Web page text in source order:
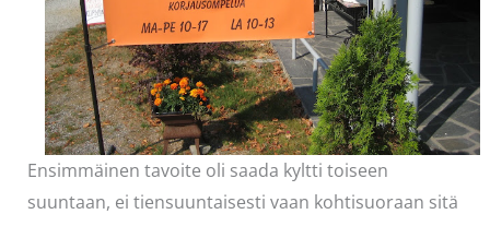
Ensimmäinen tavoite oli saada kyltti toiseen
suuntaan, ei tiensuuntaisesti vaan kohtisuoraan sitä